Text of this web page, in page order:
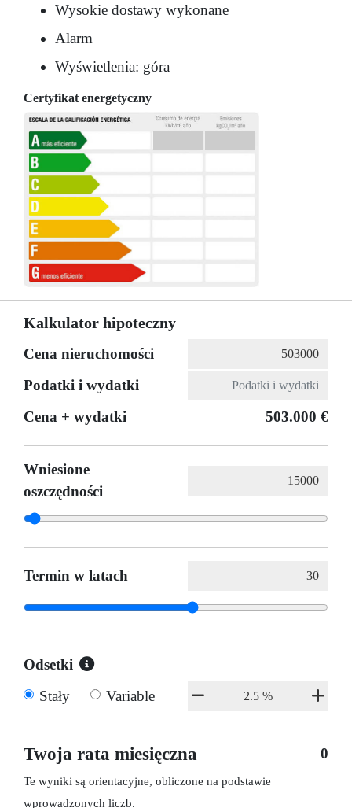
Wysokie dostawy wykonane
Alarm
Wyświetlenia: góra
Certyfikat energetyczny
Kalkulator hipoteczny
Cena nieruchomości
Podatki i wydatki
Cena + wydatki
503.000 €
Wniesione
oszczędności
Termin w latach
Odsetki
Stały
Variable
Twoja rata miesięczna 0
Te wyniki są orientacyjne, obliczone na podstawie
wprowadzonych liczb.